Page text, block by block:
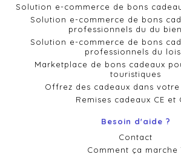
Solution e-commerce de bons
Solution e-commerce de bons
professionnels du du
Solution e-commerce de bons
professionnels du
Marketplace de bons cadeaux
touristiques
Offrez des cadeaux dans
Remises cadeaux CE et
Besoin d'aide ?
Contact
Comment ça marche